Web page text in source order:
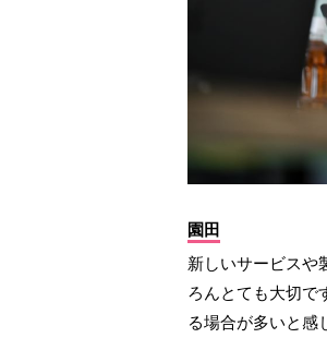
園田
新しいサービスや
ろんとても大切で
る場合が多いと感